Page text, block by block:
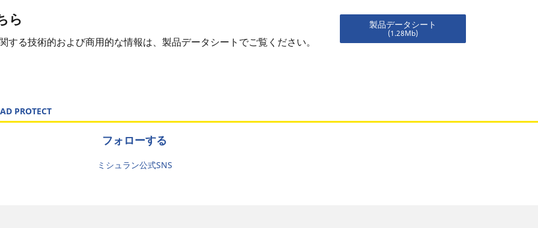
ら
する技術的および商用的な情報は、製品データシートでご覧ください。
製品データシート
(1.28Mb)
PROTECT
フォローする
ミシュラン公式SNS